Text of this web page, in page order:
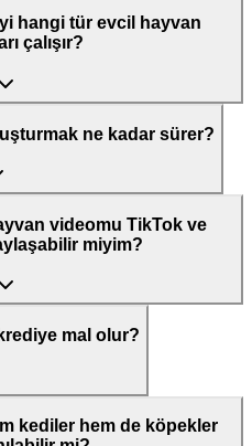
hangi tür evcil hayvan
çalışır?
ne kadar sürer?
videomu TikTok ve
miyim?
mal olur?
kediler hem de köpekler